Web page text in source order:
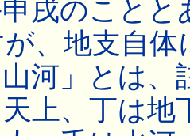
戌のこと
、地支自
河」とは、
上、丁は